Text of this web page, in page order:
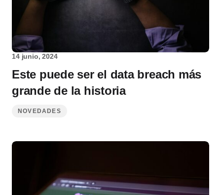
14 junio, 2024
Este puede ser el data breach más
grande de la historia
NOVEDADES